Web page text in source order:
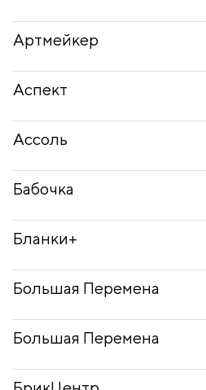
Артмейкер
Аспект
Ассоль
Бабочка
Бланки+
Большая Перемена
Большая Перемена